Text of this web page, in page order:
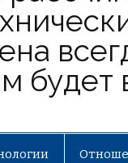
будет